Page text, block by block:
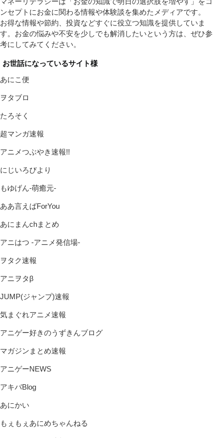
ンセプトにお金に関わる情報や体験談を集めたメディアです。
お得な情報や節約、投資などすぐに役立つ知識を提供していま
す。お金の悩みや不安を少しでも解消したいという方は、ぜひ参
考にしてみてください。
お世話になっているサイト様
あにこ便
ヲタブロ
たろそく
超マンガ速報
アニメつぶやき速報!!
にじいろびより
もゆげん-萌癒元-
ああ言えばForYou
あにまんchまとめ
アニはつ -アニメ発信場-
ヲタク速報
アニヲタβ
JUMP(ジャンプ)速報
気まぐれアニメ速報
アニゲー好きのうずきんブログ
マガジンまとめ速報
アニゲーNEWS
アキバBlog
あにかい
もぇもぇあにめちゃんねる